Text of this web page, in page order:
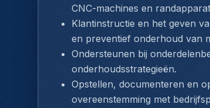
CNC-machines en
Klantinstructie en het geven
en preventief onderhoud van
Ondersteunen bij
onderhoudsstrategieën.
Opstellen, documenteren en
overeenstemming met